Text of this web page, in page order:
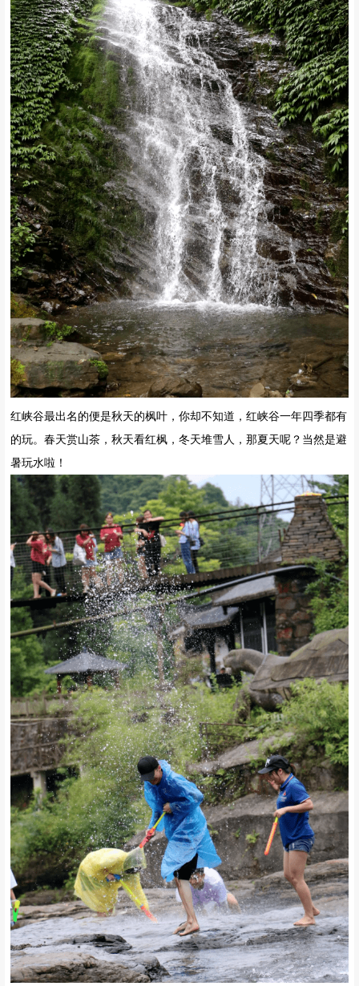
红峡谷最出名的便是秋天的枫叶，你却不知道，红峡谷一年四季都有
的玩。春天赏山茶，秋天看红枫，冬天堆雪人，那夏天呢？当然是避
暑玩水啦！